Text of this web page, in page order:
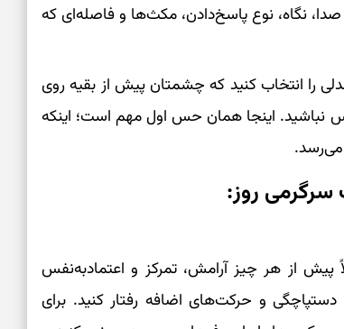
نگاه، نوع پاسخ‌دادن، مکث‌ها و فاصله‌ای که
را انتخاب کنید که چشمتان پیش از بقیه روی
نباشید. اینجا همان حس اول مهم است؛ اینکه
می‌رسد.
روز:
معمولاً پیش از هر چیز آرامش، تمرکز و اعتمادبه‌نفس
و حرکت‌های اضافه رفتار کنید. برای